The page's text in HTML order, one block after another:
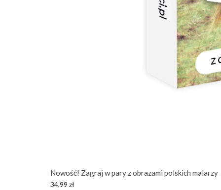
Nowość! Zagraj w pary z obrazami polskich malarzy
34,99 zł